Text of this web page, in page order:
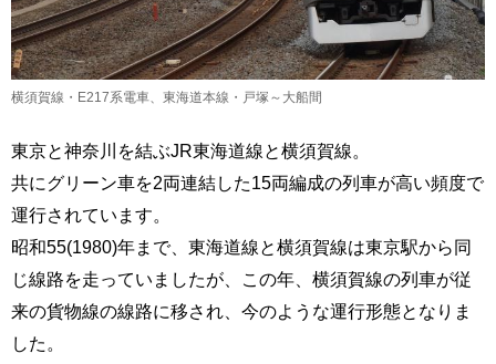
横須賀線・E217系電車、東海道本線・戸塚～大船間
東京と神奈川を結ぶJR東海道線と横須賀線。
共にグリーン車を2両連結した15両編成の列車が高い頻度で
運行されています。
昭和55(1980)年まで、東海道線と横須賀線は東京駅から同
じ線路を走っていましたが、この年、横須賀線の列車が従
来の貨物線の線路に移され、今のような運行形態となりま
した。